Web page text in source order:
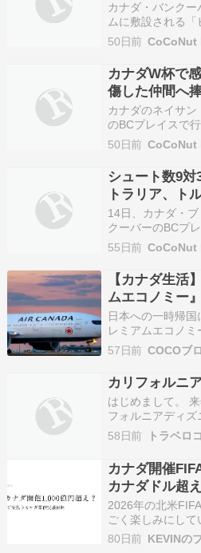
カナダ・バンク
ムに敷設される「
ド」。GSTG提供
たハイブリッド
ハイブリッド」
50日前 CoCoNut
カナダW杯で
傷した仲間へ
カナダのネイサ
のBCプレイスで
ップ・カタール
り搬送された同
ムを掲げてセレ
50日前 CoCoNut
シュート数9対
トラリア、ト
14日、カナダ・
クーバーのBCプ
2026北中米ワー
トルコ戦で、勝
手たち。バンク
55日前 CoCoNut
【カナダ生活
ムエコノミー
日本への一時帰
レミアムエコノ
コノミーで、2回
プレミアムエコ
て頂きます。
な旅行を支える！
ウンジ…
57日前 COCOブ
カリフォルニ
はじめまして。
フォルニアディズ
の時はカナダ留
てカナダのバン
点では1人で行く
せていただきます
1、ア…
58日前 トラベロ
カナダ開催
カナダドル超
2026年の北米
ごく楽しみにして
とバンクーバー
に世界中のファ
80日前 KEVINの